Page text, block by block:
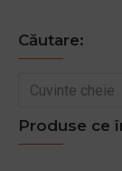
Căutare:
Produse ce